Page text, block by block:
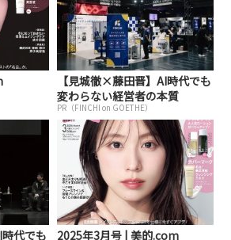
【見城徹×藤田晋】AI時代でも
変わらない経営者の本質
PR（FINCHI on GOETHE）
代でも 2025年3月号 | 美的.com